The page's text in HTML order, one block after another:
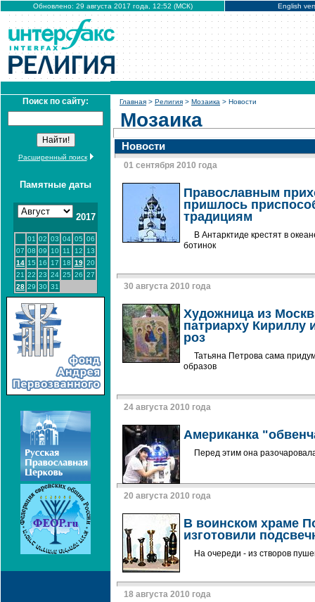
Обновлено: 29 августа 2017 года, 12:52 (МСК) English
Поиск по сайту:
Расширенный поиск
Памятные даты
2017
01 02 03 04 05 06
07 08 09 10 11 12
13
14 15 16 17 18 19 20
21 22 23 24 25 26 27
28 29 30 31
Главная > Религия > Мозаика > Новости
Мозаика
Новости
01 сентября 2010 года
Православным
пришлось
традициям
В Антарктиде крестят в
ботинок
30 августа 2010 года
Художница из
патриарху Кириллу
роз
Татьяна Петрова сама
образов
24 августа 2010 года
Американка
Перед этим она
20 августа 2010 года
В воинском храме
изготовили
На очереди - из створов
18 августа 2010 года